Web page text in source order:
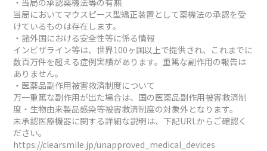
・当局の承認薬機法等の有無
当局においてマウスピース型矯正装置として薬機法の承認を受
けているものは存在します。
・諸外国における安全性等に係る情報
インビザライン等は、世界100ヶ国以上で提供され、これまでに
数百万件を超える症例実績があります。重篤な副作用の報告は
ありません。
・医薬品副作用被害救済制度について
万一重篤な副作用が出た場合は、国の医薬品副作用被害救済制
度・生物由来製品感染等被害救済制度の対象外となります。
未承認医療機器に関する詳細な説明は、下記URLからご確認く
ださい。
https://clearsmile.jp/unapproved_medical_devices